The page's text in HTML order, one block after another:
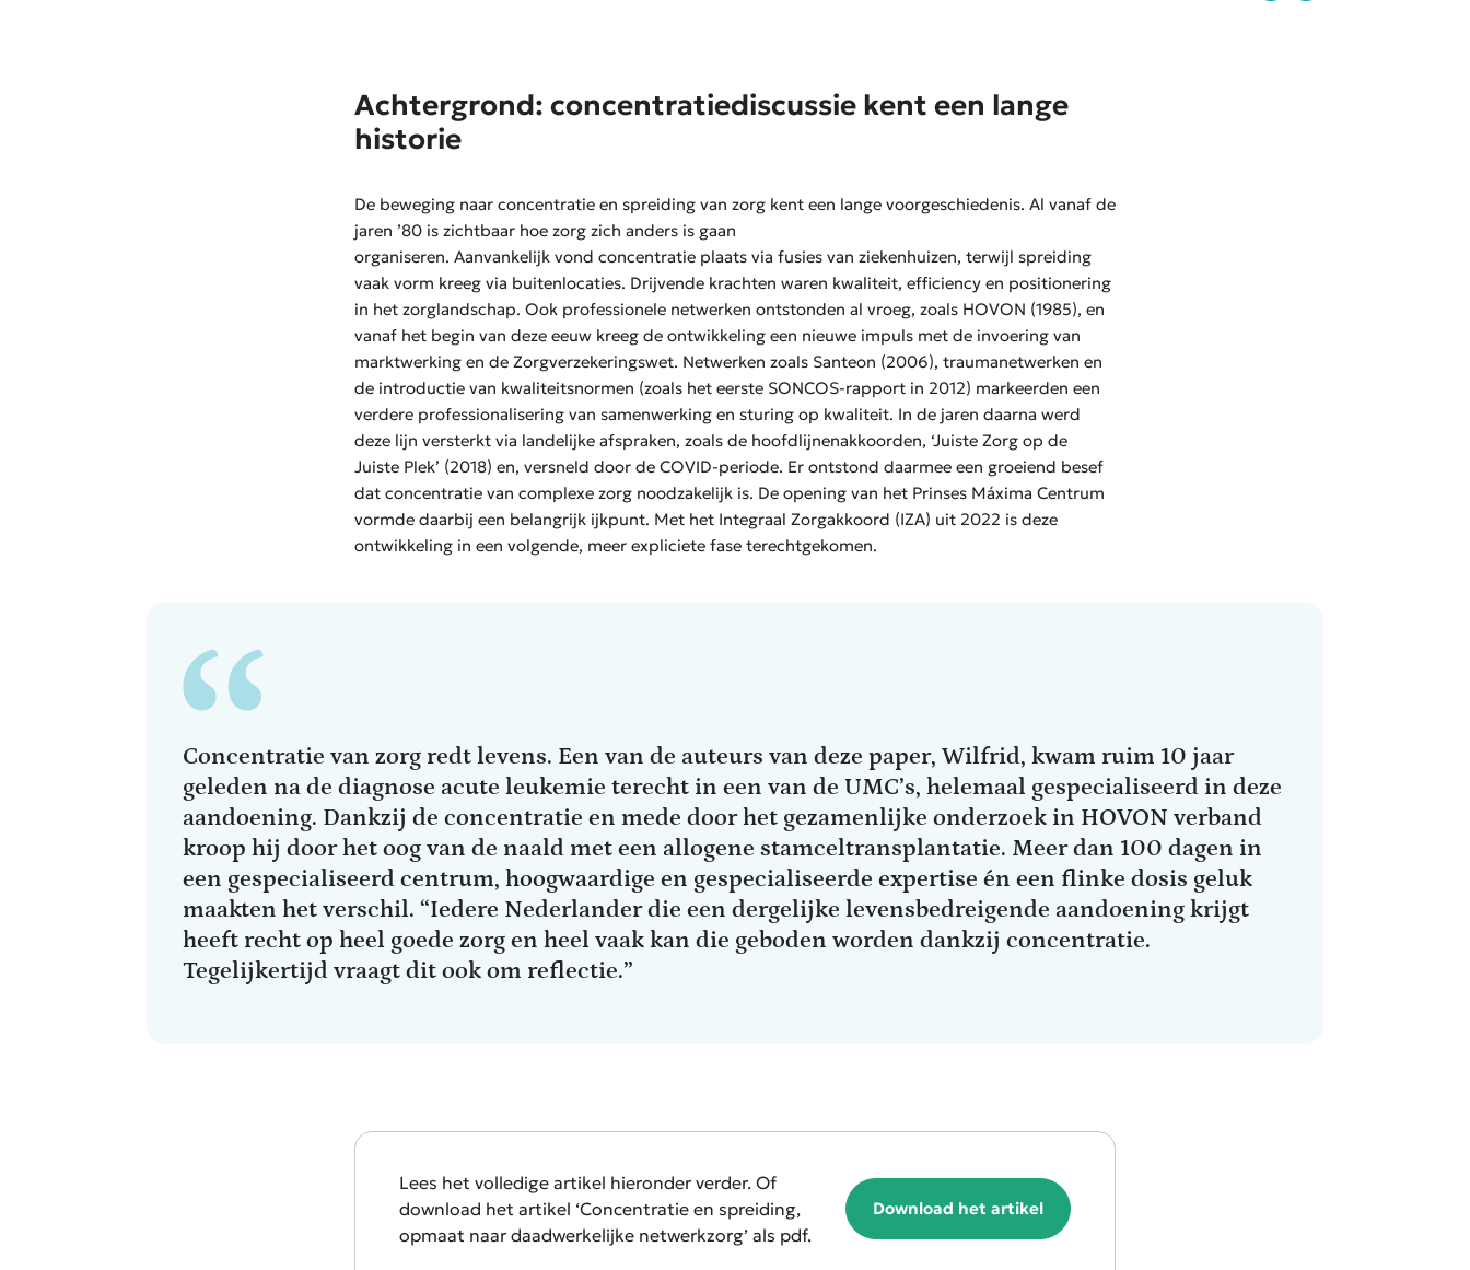
Achtergrond: concentratiediscussie kent een lange
historie
De beweging naar concentratie en spreiding van zorg kent een lange voorgeschiedenis. Al vanaf de
jaren ’80 is zichtbaar hoe zorg zich anders is gaan
organiseren. Aanvankelijk vond concentratie plaats via fusies van ziekenhuizen, terwijl spreiding
vaak vorm kreeg via buitenlocaties. Drijvende krachten waren kwaliteit, efficiency en positionering
in het zorglandschap. Ook professionele netwerken ontstonden al vroeg, zoals HOVON (1985), en
vanaf het begin van deze eeuw kreeg de ontwikkeling een nieuwe impuls met de invoering van
marktwerking en de Zorgverzekeringswet. Netwerken zoals Santeon (2006), traumanetwerken en
de introductie van kwaliteitsnormen (zoals het eerste SONCOS-rapport in 2012) markeerden een
verdere professionalisering van samenwerking en sturing op kwaliteit. In de jaren daarna werd
deze lijn versterkt via landelijke afspraken, zoals de hoofdlijnenakkoorden, ‘Juiste Zorg op de
Juiste Plek’ (2018) en, versneld door de COVID-periode. Er ontstond daarmee een groeiend besef
dat concentratie van complexe zorg noodzakelijk is. De opening van het Prinses Máxima Centrum
vormde daarbij een belangrijk ijkpunt. Met het Integraal Zorgakkoord (IZA) uit 2022 is deze
ontwikkeling in een volgende, meer expliciete fase terechtgekomen.
Concentratie van zorg redt levens. Een van de auteurs van deze paper, Wilfrid, kwam ruim 10 jaar
geleden na de diagnose acute leukemie terecht in een van de UMC’s, helemaal gespecialiseerd in deze
aandoening. Dankzij de concentratie en mede door het gezamenlijke onderzoek in HOVON verband
kroop hij door het oog van de naald met een allogene stamceltransplantatie. Meer dan 100 dagen in
een gespecialiseerd centrum, hoogwaardige en gespecialiseerde expertise én een flinke dosis geluk
maakten het verschil. “Iedere Nederlander die een dergelijke levensbedreigende aandoening krijgt
heeft recht op heel goede zorg en heel vaak kan die geboden worden dankzij concentratie.
Tegelijkertijd vraagt dit ook om reflectie.”
Lees het volledige artikel hieronder verder. Of
download het artikel ‘Concentratie en spreiding,
opmaat naar daadwerkelijke netwerkzorg’ als pdf.
Download het artikel